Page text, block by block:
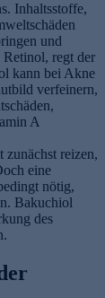
Inhaltsstoffe,
und
regt der
kann bei Akne
verfeinern,
A
reizen,
eine
nötig,
Bakuchiol
des